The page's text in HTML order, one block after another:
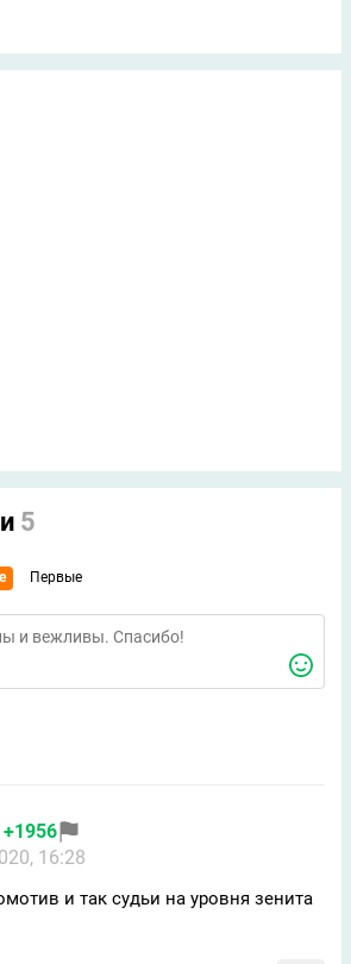
5
Первые
+1956
16:28
и так судьи на уровня зенита